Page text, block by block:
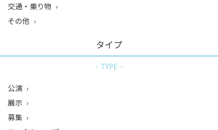
交通・乗り物
その他
タイプ
TYPE
公演
展示
募集